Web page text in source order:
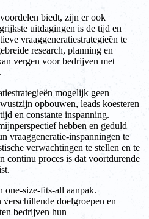
biedt, zijn er ook
uitdagingen is de tijd en
vraaggeneratiestrategieën te
research, planning en
vergen voor bedrijven met
mogelijk geen
opbouwen, leads koesteren
en constante inspanning.
hebben en geduld
vraaggeneratie-inspanningen te
verwachtingen te stellen en te
continu proces is dat voortdurende
one-size-fits-all aanpak.
doelgroepen en
bedrijven hun